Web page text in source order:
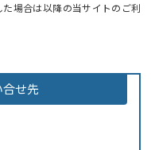
場合は以降の当サイトのご利
合せ先